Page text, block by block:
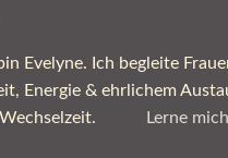
Evelyne. Ich begleite
Energie & ehrlichem
Lerne